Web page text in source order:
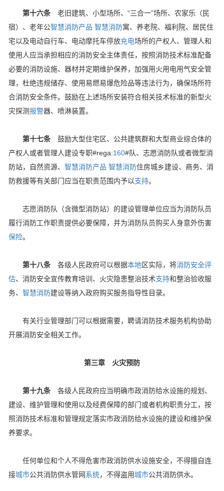
第十六条 老旧建筑、小型场所、“三合一”场所、农家乐（民
宿）、老年公智慧消防产品 智慧消防寓、养老院、福利院、居民住
宅以及电动自行车、电动摩托车停放充电场所的产权人、管理人和
使用人应当承担相应的消防安全主体责任，按照消防技术标准配备
必要的消防设施、器材并定期维护保养，加强用火用电用气安全管
理，杜绝违规储存、使用易燃易爆危险品等违法行为，确保场所符
合消防安全条件。鼓励在上述场所安装符合相关技术标准的新型火
灾探测报警器、喷淋装置。
第十七条 鼓励大型住宅区、公共建筑群和大型商业综合体的
产权人或者管理人建设专职#rega:160#队、志愿消防队或者微型消
防站，自然资源、 智慧消防产品 智慧消防住房城乡建设、商务、消
防救援等有关部门应当在职责范围内予以支持。
志愿消防队（含微型消防站）的建设管理单位应当为消防队员
履行消防工作职责提供必要保障，并为消防队员购买人身意外伤害
保险。
第十八条 各级人民政府可以根据本地区实际，将消防安全评
估、消防安全宣传教育培训、火灾隐患整治技术支持和整治验收服
务、 智慧消防建设等纳入政府购买服务指导性目录。
有关行业管理部门可以根据需要，聘请消防技术服务机构协助
开展消防安全相关工作。
第三章 火灾预防
第十九条 各级人民政府应当明确市政消防给水设施的规划、
建设、维护管理和使用以及经费保障的部门或者机构职责分工，按
照消防技术标准和管理规定落实市政消防给水设施的建设和维护保
养要求。
任何单位和个人不得危害市政消防供水设施安全，不得擅自连
接城市公共消防供水管网系统，不得盗用城市公共消防供水。